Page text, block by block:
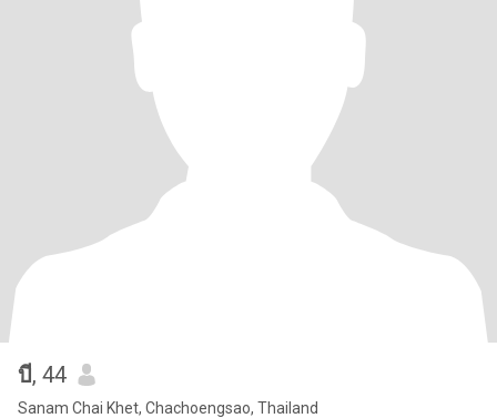
บี, 44
Sanam Chai Khet, Chachoengsao, Thailand